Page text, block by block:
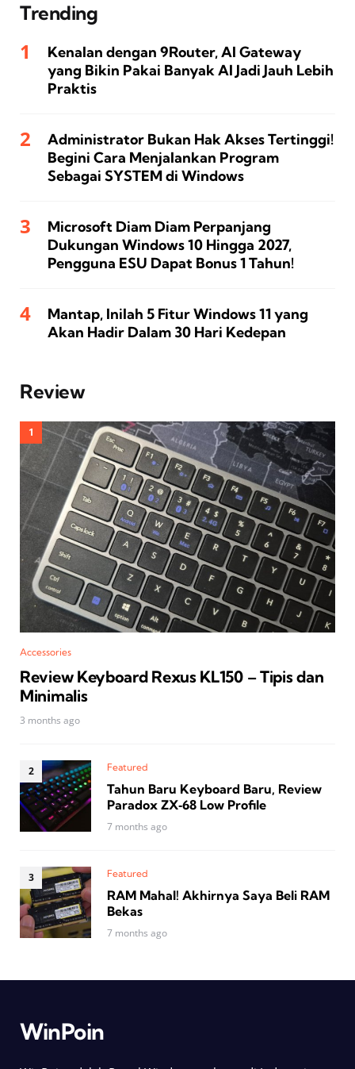
Trending
Kenalan dengan 9Router, AI Gateway
yang Bikin Pakai Banyak AI Jadi Jauh Lebih
Praktis
Administrator Bukan Hak Akses Tertinggi!
Begini Cara Menjalankan Program
Sebagai SYSTEM di Windows
Microsoft Diam Diam Perpanjang
Dukungan Windows 10 Hingga 2027,
Pengguna ESU Dapat Bonus 1 Tahun!
Mantap, Inilah 5 Fitur Windows 11 yang
Akan Hadir Dalam 30 Hari Kedepan
Review
Accessories
Review Keyboard Rexus KL150 – Tipis dan
Minimalis
3 months ago
Featured
Tahun Baru Keyboard Baru, Review
Paradox ZX‑68 Low Profile
7 months ago
Featured
RAM Mahal! Akhirnya Saya Beli RAM
Bekas
7 months ago
WinPoin